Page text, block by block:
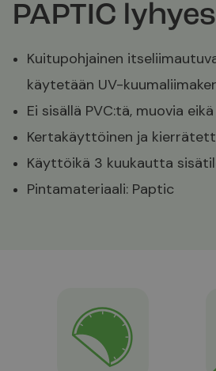
PAPTIC
Kuitupohjainen
käytetään UV-
Ei sisällä PVC:tä, muovia
Kertakäyttöinen ja
Käyttöikä 3 kuukautta
Pintamateriaali: Paptic